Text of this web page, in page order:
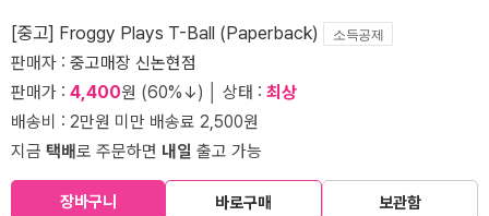
[중고] Froggy Plays T-Ball (Paperback) 소득공제
판매자 : 중고매장 신논현점
판매가 : 4,400원 (60%↓) │ 상태 : 최상
배송비 : 2만원 미만 배송료 2,500원
지금 택배로 주문하면 내일 출고 가능
장바구니 바로구매 보관함